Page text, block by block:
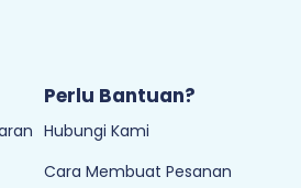
Perlu Bantuan?
Hubungi Kami
Cara Membuat Pesanan